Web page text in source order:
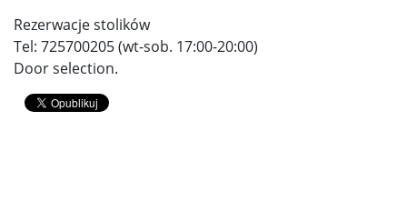
Rezerwacje stolików
Tel: 725700205 (wt-sob. 17:00-20:00)
Door selection.